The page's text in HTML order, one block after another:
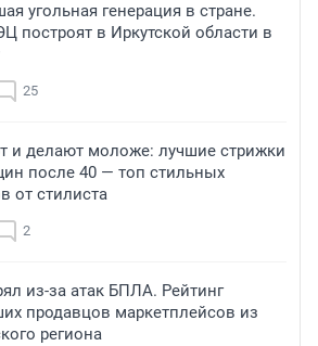
угольная генерация в стране.
построят в Иркутской области в
25
и делают моложе: лучшие стрижки
после 40 — топ стильных
от стилиста
2
из-за атак БПЛА. Рейтинг
продавцов маркетплейсов из
региона